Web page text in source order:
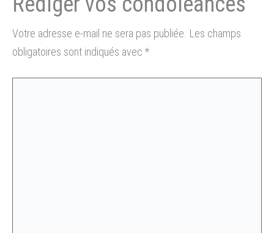
Votre adresse e-mail ne sera pas publiée. Les champs
obligatoires sont indiqués avec *